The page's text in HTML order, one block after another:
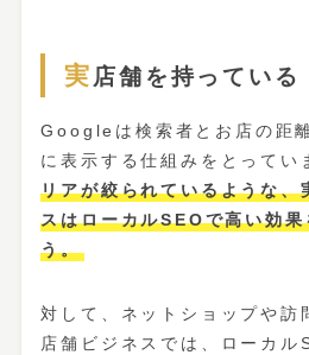
実店舗を持っている
Googleは検索者とお店の距
に表示する仕組みをとってい
リアが絞られているような、
スはローカルSEOで高い効
う。
対して、ネットショップや訪
店舗ビジネスでは、ローカル